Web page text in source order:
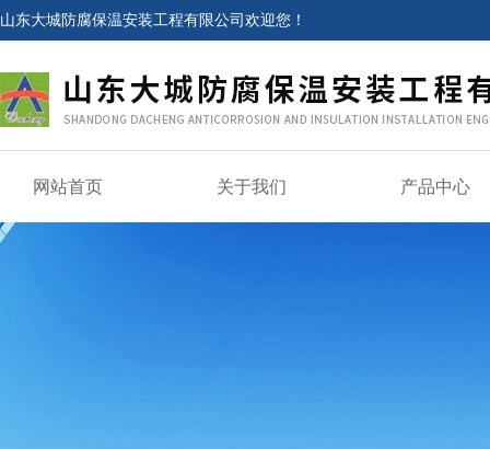
山东大城防腐保温安装工程有限公司欢迎您！
网站首页 关于我们 产品中心